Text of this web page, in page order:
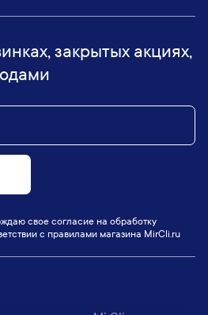
закрытых акциях,
свое согласие на обработку
с правилами магазина MirCli.ru